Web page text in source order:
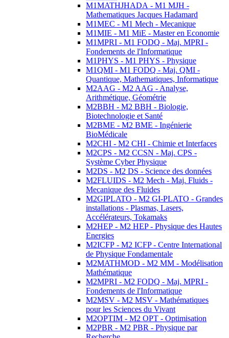
M1MATHJHADA - M1 MJH -
Mathematiques Jacques Hadamard
M1MEC - M1 Mech - Mecanique
M1MIE - M1 MiE - Master en Economie
M1MPRI - M1 FODQ - Maj. MPRI -
Fondements de l'Informatique
M1PHYS - M1 PHYS - Physique
M1QMI - M1 FODQ - Maj. QMI -
Quantique, Mathematiques, Informatique
M2AAG - M2 AAG - Analyse,
Arithmétique, Géométrie
M2BBH - M2 BBH - Biologie,
Biotechnologie et Santé
M2BME - M2 BME - Ingénierie
BioMédicale
M2CHI - M2 CHI - Chimie et Interfaces
M2CPS - M2 CCSN - Maj. CPS -
Système Cyber Physique
M2DS - M2 DS - Science des données
M2FLUIDS - M2 Mech - Maj. Fluids -
Mecanique des Fluides
M2GIPLATO - M2 GI-PLATO - Grandes
installations - Plasmas, Lasers,
Accélérateurs, Tokamaks
M2HEP - M2 HEP - Physique des Hautes
Energies
M2ICFP - M2 ICFP - Centre International
de Physique Fondamentale
M2MATHMOD - M2 MM - Modélisation
Mathématique
M2MPRI - M2 FODQ - Maj. MPRI -
Fondements de l'Informatique
M2MSV - M2 MSV - Mathématiques
pour les Sciences du Vivant
M2OPTIM - M2 OPT - Optimisation
M2PBR - M2 PBR - Physique par